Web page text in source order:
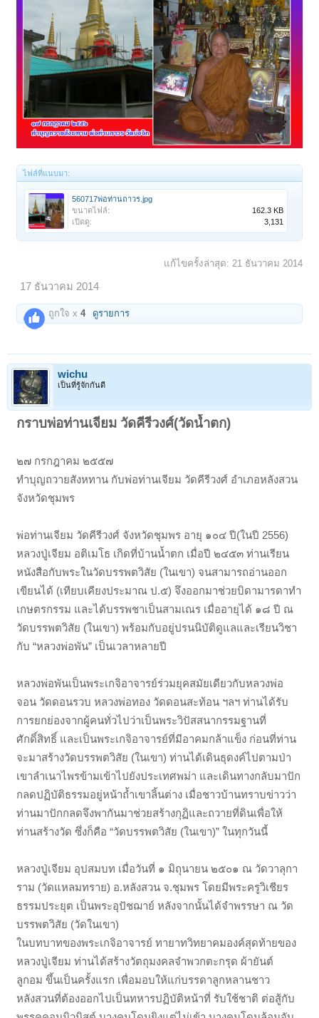
ไฟล์ที่แนบมา:
560717พ่อท่านถาวร.jpg
ขนาดไฟล์:
162.3 KB
เปิดดู:
3,131
แก้ไขครั้งล่าสุด: 21 ธันวาคม 2014
17 ธันวาคม 2014
ถูกใจ x4 ดูรายการ
wichu
เป็นที่รู้จักกันดี
กราบพ่อท่านเจียม วัดคีรีวงศ์(วัดน้ำตก)
๒๗ กรกฎาคม ๒๕๕๗
ทำบุญถวายสังหทาน กับพ่อท่านเจียม วัดคีรีวงศ์ อำเภอหลังสวน
จังหวัดชุมพร
พ่อท่านเจียม วัดคีรีวงศ์ จังหวัดชุมพร อายุ ๑๐๔ ปี(ในปี 2556)
หลวงปู่เจียม อติเมโธ เกิดที่บ้านน้ำตก เมื่อปี ๒๔๕๓ ท่านเรียน
หนังสือกับพระในวัดบรรพตวิสัย (ในเขา) จนสามารถอ่านออก
เขียนได้ (เทียบเคียงประมาณ ป.๕) จึงออกมาช่วยบิดามารดาทำ
เกษตรกรรม และได้บรรพชาเป็นสามเณร เมื่ออายุได้ ๑๘ ปี ณ
วัดบรรพตวิสัย (ในเขา) พร้อมกับอยู่ปรนนิบัติดูแลและเรียนวิชา
กับ “หลวงพ่อพัน” เป็นเวลาหลายปี
หลวงพ่อพันเป็นพระเกจิอาจารย์ร่วมยุคสมัยเดียวกับหลวงพ่อ
จอน วัดดอนรวบ หลวงพ่อทอง วัดดอนสะท้อน ฯลฯ ท่านได้รับ
การยกย่องจากผู้คนทั่วไปว่าเป็นพระวิปัสสนากรรมฐานที่
ศักดิ์สิทธิ์ และเป็นพระเกจิอาจารย์ที่มีอาคมกล้าแข็ง ก่อนที่ท่าน
จะมาสร้างวัดบรรพตวิสัย (ในเขา) ท่านได้เดินธุดงค์ไปตามป่า
เขาลำเนาไพรข้ามเข้าไปยังประเทศพม่า และเดินทางกลับมาปัก
กลดปฏิบัติธรรมอยู่หน้าถ้ำเขาลิ้นต่าง เมื่อชาวบ้านทราบข่าวว่า
ท่านมาปักกลดจึงพากันมาช่วยสร้างกุฏิและถวายที่ดินเพื่อให้
ท่านสร้างวัด ซึ่งก็คือ “วัดบรรพตวิสัย (ในเขา)” ในทุกวันนี้
หลวงปู่เจียม อุปสมบท เมื่อวันที่ ๑ มิถุนายน ๒๕๐๑ ณ วัดวาลุกา
ราม (วัดแหลมทราย) อ.หลังสวน จ.ชุมพร โดยมีพระครูวิเชียร
ธรรมประยุต เป็นพระอุปัชฌาย์ หลังจากนั้นได้จำพรรษา ณ วัด
บรรพตวิสัย (วัดในเขา)
ในบทบาทของพระเกจิอาจารย์ ทายาทวิทยาคมองค์สุดท้ายของ
หลวงปู่เจียม ท่านได้สร้างวัตถุมงคลจำพวกตะกรุด ผ้ายันต์
ลูกอม ขึ้นเป็นครั้งแรก เพื่อมอบให้แก่บรรดาลูกหลานชาว
หลังสวนที่ต้องออกไปเป็นทหารปฏิบัติหน้าที่ รับใช้ชาติ ต่อสู้กับ